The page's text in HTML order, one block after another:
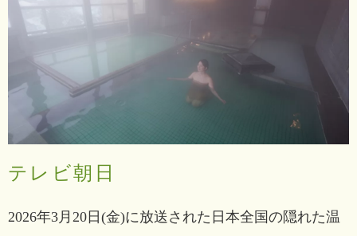
テレビ朝日
2026年3月20日(金)に放送された日本全国の隠れた温